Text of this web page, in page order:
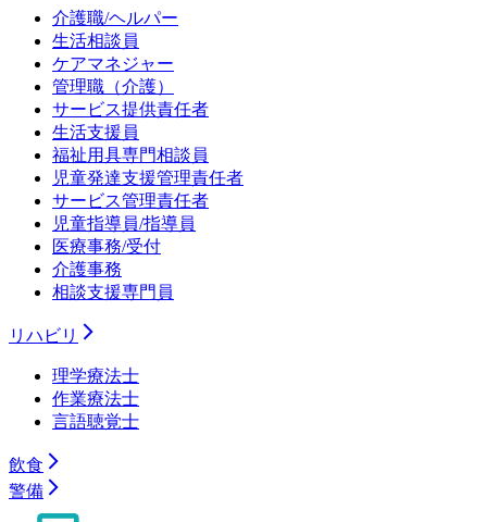
介護職/ヘルパー
生活相談員
ケアマネジャー
管理職（介護）
サービス提供責任者
生活支援員
福祉用具専門相談員
児童発達支援管理責任者
サービス管理責任者
児童指導員/指導員
医療事務/受付
介護事務
相談支援専門員
リハビリ
理学療法士
作業療法士
言語聴覚士
飲食
警備